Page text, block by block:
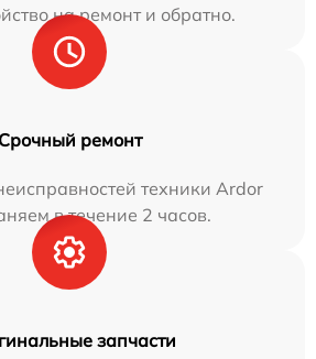
на ремонт и обратно.
Срочный ремонт
техники Ardor
в течение 2 часов.
запчасти